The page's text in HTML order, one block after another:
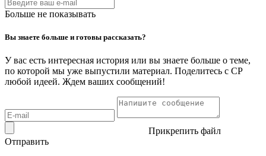
Больше не показывать
Вы знаете больше и готовы рассказать?
У вас есть интересная история или вы знаете больше о теме,
по которой мы уже выпустили материал. Поделитесь с СР
любой идеей. Ждем ваших сообщений!
Прикрепить файл
Отправить